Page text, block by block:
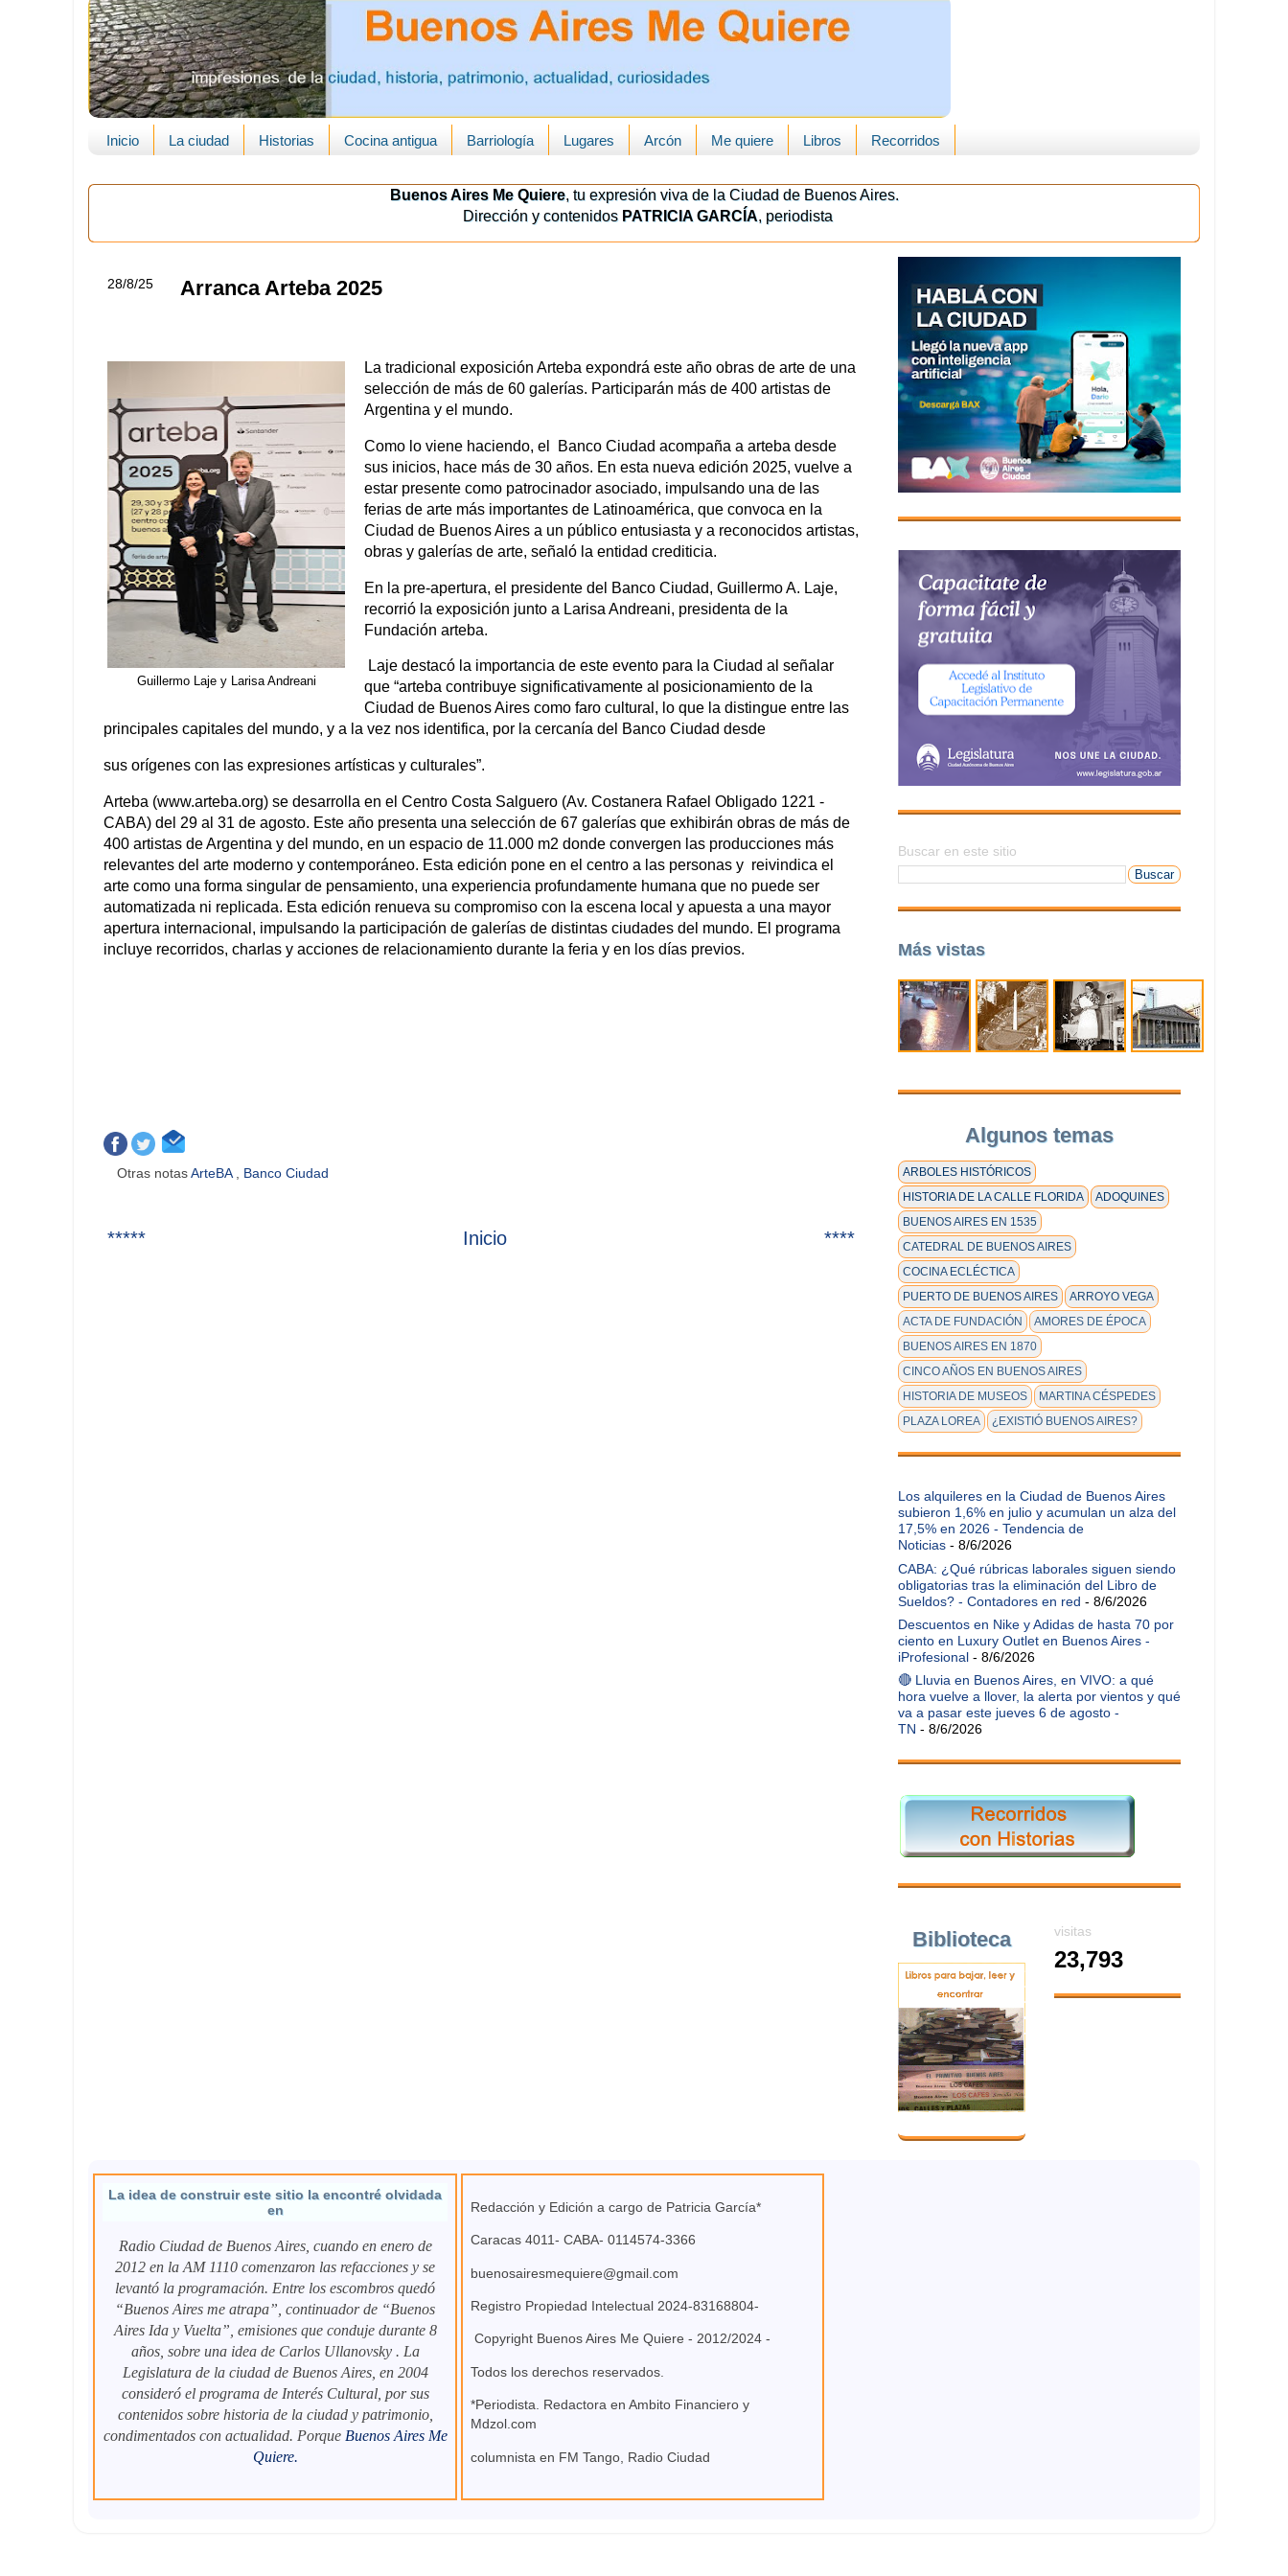
Inicio La ciudad Historias Cocina antigua Barriología Lugares Arcón Me quiere Libros Recorridos
Buenos Aires Me Quiere, tu expresión viva de la Ciudad de Buenos Aires.
Dirección y contenidos PATRICIA GARCÍA, periodista
28/8/25 Arranca Arteba 2025
Guillermo Laje y Larisa Andreani
La tradicional exposición Arteba expondrá este año obras de arte de una
selección de más de 60 galerías. Participarán más de 400 artistas de
Argentina y el mundo.
Como lo viene haciendo, el Banco Ciudad acompaña a arteba desde
sus inicios, hace más de 30 años. En esta nueva edición 2025, vuelve a
estar presente como patrocinador asociado, impulsando una de las
ferias de arte más importantes de Latinoamérica, que convoca en la
Ciudad de Buenos Aires a un público entusiasta y a reconocidos artistas,
obras y galerías de arte, señaló la entidad crediticia.
En la pre-apertura, el presidente del Banco Ciudad, Guillermo A. Laje,
recorrió la exposición junto a Larisa Andreani, presidenta de la
Fundación arteba.
Laje destacó la importancia de este evento para la Ciudad al señalar
que “arteba contribuye significativamente al posicionamiento de la
Ciudad de Buenos Aires como faro cultural, lo que la distingue entre las
principales capitales del mundo, y a la vez nos identifica, por la cercanía del Banco Ciudad desde
sus orígenes con las expresiones artísticas y culturales”.
Arteba (www.arteba.org) se desarrolla en el Centro Costa Salguero (Av. Costanera Rafael Obligado 1221 -
CABA) del 29 al 31 de agosto. Este año presenta una selección de 67 galerías que exhibirán obras de más de
400 artistas de Argentina y del mundo, en un espacio de 11.000 m2 donde convergen las producciones más
relevantes del arte moderno y contemporáneo. Esta edición pone en el centro a las personas y reivindica el
arte como una forma singular de pensamiento, una experiencia profundamente humana que no puede ser
automatizada ni replicada. Esta edición renueva su compromiso con la escena local y apuesta a una mayor
apertura internacional, impulsando la participación de galerías de distintas ciudades del mundo. El programa
incluye recorridos, charlas y acciones de relacionamiento durante la feria y en los días previos.
Otras notasArteBA, Banco Ciudad
***** ****
Inicio
Buscar en este sitio
Más vistas
Algunos temas
ARBOLES HISTÓRICOS
HISTORIA DE LA CALLE FLORIDA
ADOQUINES
BUENOS AIRES EN 1535
CATEDRAL DE BUENOS AIRES
COCINA ECLÉCTICA
PUERTO DE BUENOS AIRES
ARROYO VEGA
ACTA DE FUNDACIÓN
AMORES DE ÉPOCA
BUENOS AIRES EN 1870
CINCO AÑOS EN BUENOS AIRES
HISTORIA DE MUSEOS
MARTINA CÉSPEDES
PLAZA LOREA
¿EXISTIÓ BUENOS AIRES?
Los alquileres en la Ciudad de Buenos Aires
subieron 1,6% en julio y acumulan un alza del
17,5% en 2026 - Tendencia de
Noticias - 8/6/2026
CABA: ¿Qué rúbricas laborales siguen siendo
obligatorias tras la eliminación del Libro de
Sueldos? - Contadores en red - 8/6/2026
Descuentos en Nike y Adidas de hasta 70 por
ciento en Luxury Outlet en Buenos Aires -
iProfesional - 8/6/2026
🔴 Lluvia en Buenos Aires, en VIVO: a qué
hora vuelve a llover, la alerta por vientos y qué
va a pasar este jueves 6 de agosto -
TN - 8/6/2026
Biblioteca visitas
23,793
La idea de construir este sitio la encontré olvidada
en
Radio Ciudad de Buenos Aires, cuando en enero de
2012 en la AM 1110 comenzaron las refacciones y se
levantó la programación. Entre los escombros quedó
“Buenos Aires me atrapa”, continuador de “Buenos
Aires Ida y Vuelta”, emisiones que conduje durante 8
años, sobre una idea de Carlos Ullanovsky . La
Legislatura de la ciudad de Buenos Aires, en 2004
consideró el programa de Interés Cultural, por sus
contenidos sobre historia de la ciudad y patrimonio,
condimentados con actualidad. Porque Buenos Aires Me
Quiere.
Redacción y Edición a cargo de Patricia García*
Caracas 4011- CABA- 0114574-3366
buenosairesmequiere@gmail.com
Registro Propiedad Intelectual 2024-83168804-
Copyright Buenos Aires Me Quiere - 2012/2024 -
Todos los derechos reservados.
*Periodista. Redactora en Ambito Financiero y
Mdzol.com
columnista en FM Tango, Radio Ciudad